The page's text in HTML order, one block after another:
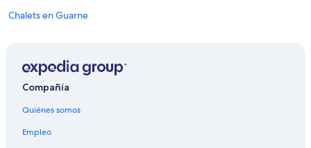
Chalets en Guarne
Hoteles con spa en Guarne
Nh Hotels en Guarne
Compañía
Quiénes somos
Empleo